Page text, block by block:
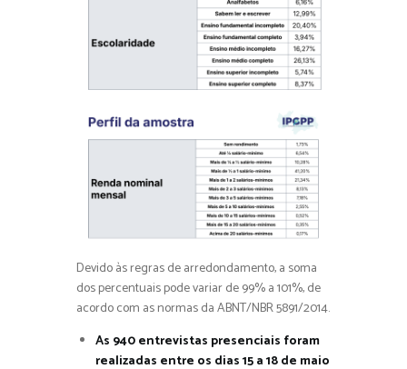
Devido às regras de arredondamento, a soma
dos percentuais pode variar de 99% a 101%, de
acordo com as normas da ABNT/NBR 5891/2014.
As 940 entrevistas presenciais foram
realizadas entre os dias 15 a 18 de maio